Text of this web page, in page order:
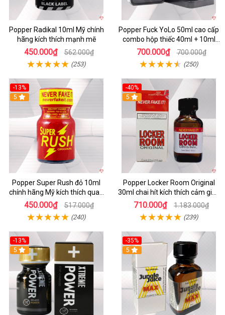
Popper Radikal 10ml Mỹ chính
hãng kích thích mạnh mẽ
450.000₫ 562.000₫
(253)
Popper Fuck YoLo 50ml cao cấp
combo hộp thiếc 40ml + 10ml
chính hãng
700.000₫ 700.000₫
(250)
-13%
5
Popper Super Rush đỏ 10ml
chính hãng Mỹ kích thích quan
hệ
450.000₫ 517.000₫
(240)
-40%
5
Popper Locker Room Original
30ml chai hít kích thích cảm giác
mạnh
710.000₫ 1.183.000₫
(239)
-13%
Hot
5
-35%
5